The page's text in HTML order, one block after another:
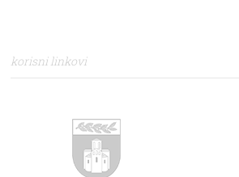
korisni linkovi